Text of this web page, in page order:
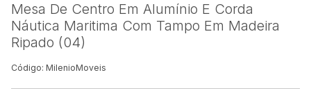
Mesa De Centro Em Alumínio E Corda
Náutica Maritima Com Tampo Em Madeira
Ripado (04)
Código: MilenioMoveis